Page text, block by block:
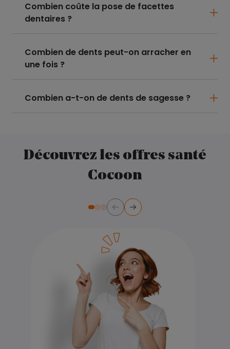
Combien coûte la pose de facettes
dentaires ?
Combien de dents peut-on arracher en
une fois ?
Combien a-t-on de dents de sagesse ?
Découvrez les offres santé
Cocoon
Diapositive numéro 1
Diapositive numéro 2
Diapositive numéro 3
Précédent
Suivant